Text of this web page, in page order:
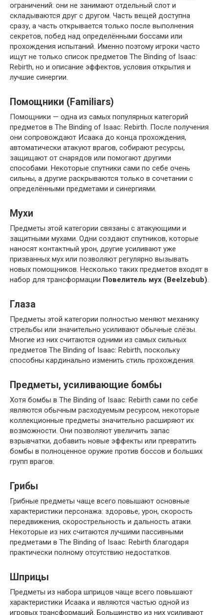
ограничений: они не занимают отдельный слот и
складываются друг с другом. Часть вещей доступна
сразу, а часть открывается только после выполнения
секретов, побед над определёнными боссами или
прохождения испытаний. Именно поэтому игроки часто
ищут не только список предметов The Binding of Isaac:
Rebirth, но и описание эффектов, условия открытия и
лучшие синергии.
Помощники (Familiars)
Помощники — одна из самых популярных категорий
предметов в The Binding of Isaac: Rebirth. После получения
они сопровождают Исаака до конца прохождения,
автоматически атакуют врагов, собирают ресурсы,
защищают от снарядов или помогают другими
способами. Некоторые спутники сами по себе очень
сильны, а другие раскрываются только в сочетании с
определёнными предметами и синергиями.
Мухи
Предметы этой категории связаны с атакующими и
защитными мухами. Одни создают спутников, которые
наносят контактный урон, другие усиливают уже
призванных мух или позволяют регулярно вызывать
новых помощников. Несколько таких предметов входят в
набор для трансформации Повелитель мух (Beelzebub)
Глаза
Предметы этой категории полностью меняют механику
стрельбы или значительно усиливают обычные слёзы.
Многие из них считаются одними из самых сильных
предметов The Binding of Isaac: Rebirth, поскольку
способны кардинально изменить стиль прохождения.
Предметы, усиливающие бомбы
Хотя бомбы в The Binding of Isaac: Rebirth сами по себе
являются обычным расходуемым ресурсом, некоторые
коллекционные предметы значительно расширяют их
возможности. Они позволяют увеличить запас
взрывчатки, добавить новые эффекты или превратить
бомбы в полноценное оружие против боссов и больших
групп врагов.
Грибы
Грибные предметы чаще всего повышают основные
характеристики персонажа: здоровье, урон, скорость
передвижения, скорострельность и дальность атаки.
Некоторые из них считаются лучшими пассивными
предметами в The Binding of Isaac: Rebirth благодаря
практически полному отсутствию недостатков.
Шприцы
Предметы из набора шприцов чаще всего повышают
характеристики Исаака и являются частью одной из
игровых трансформаций. Большинство из них усиливают